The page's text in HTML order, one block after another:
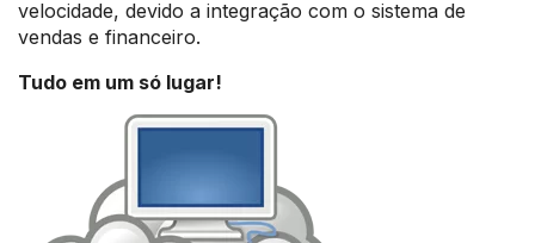
velocidade, devido a integração com o sistema de
vendas e financeiro.
Tudo em um só lugar!